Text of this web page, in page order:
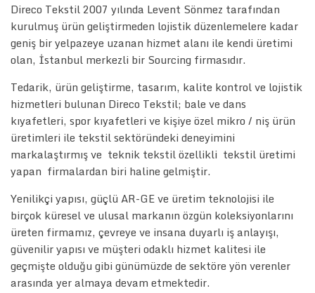
Direco Tekstil 2007 yılında Levent Sönmez tarafından
kurulmuş ürün geliştirmeden lojistik düzenlemelere kadar
geniş bir yelpazeye uzanan hizmet alanı ile kendi üretimi
olan, İstanbul merkezli bir Sourcing firmasıdır.
Tedarik, ürün geliştirme, tasarım, kalite kontrol ve lojistik
hizmetleri bulunan Direco Tekstil; bale ve dans
kıyafetleri, spor kıyafetleri ve kişiye özel mikro / niş ürün
üretimleri ile tekstil sektöründeki deneyimini
markalaştırmış ve teknik tekstil özellikli tekstil üretimi
yapan firmalardan biri haline gelmiştir.
Yenilikçi yapısı, güçlü AR-GE ve üretim teknolojisi ile
birçok küresel ve ulusal markanın özgün koleksiyonlarını
üreten firmamız, çevreye ve insana duyarlı iş anlayışı,
güvenilir yapısı ve müşteri odaklı hizmet kalitesi ile
geçmişte olduğu gibi günümüzde de sektöre yön verenler
arasında yer almaya devam etmektedir.